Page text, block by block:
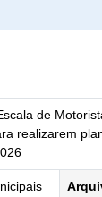
de
realizarem